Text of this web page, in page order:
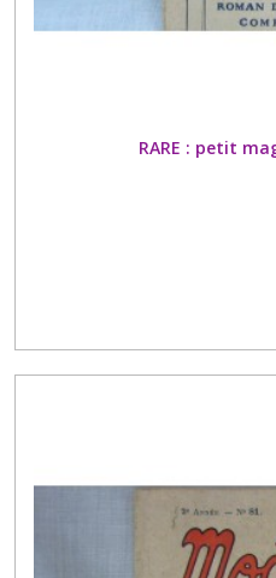
RARE : petit